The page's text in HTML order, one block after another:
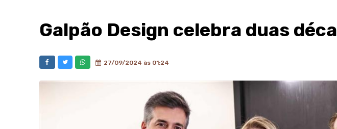
Galpão Design celebra duas
27/09/2024 às 01:24